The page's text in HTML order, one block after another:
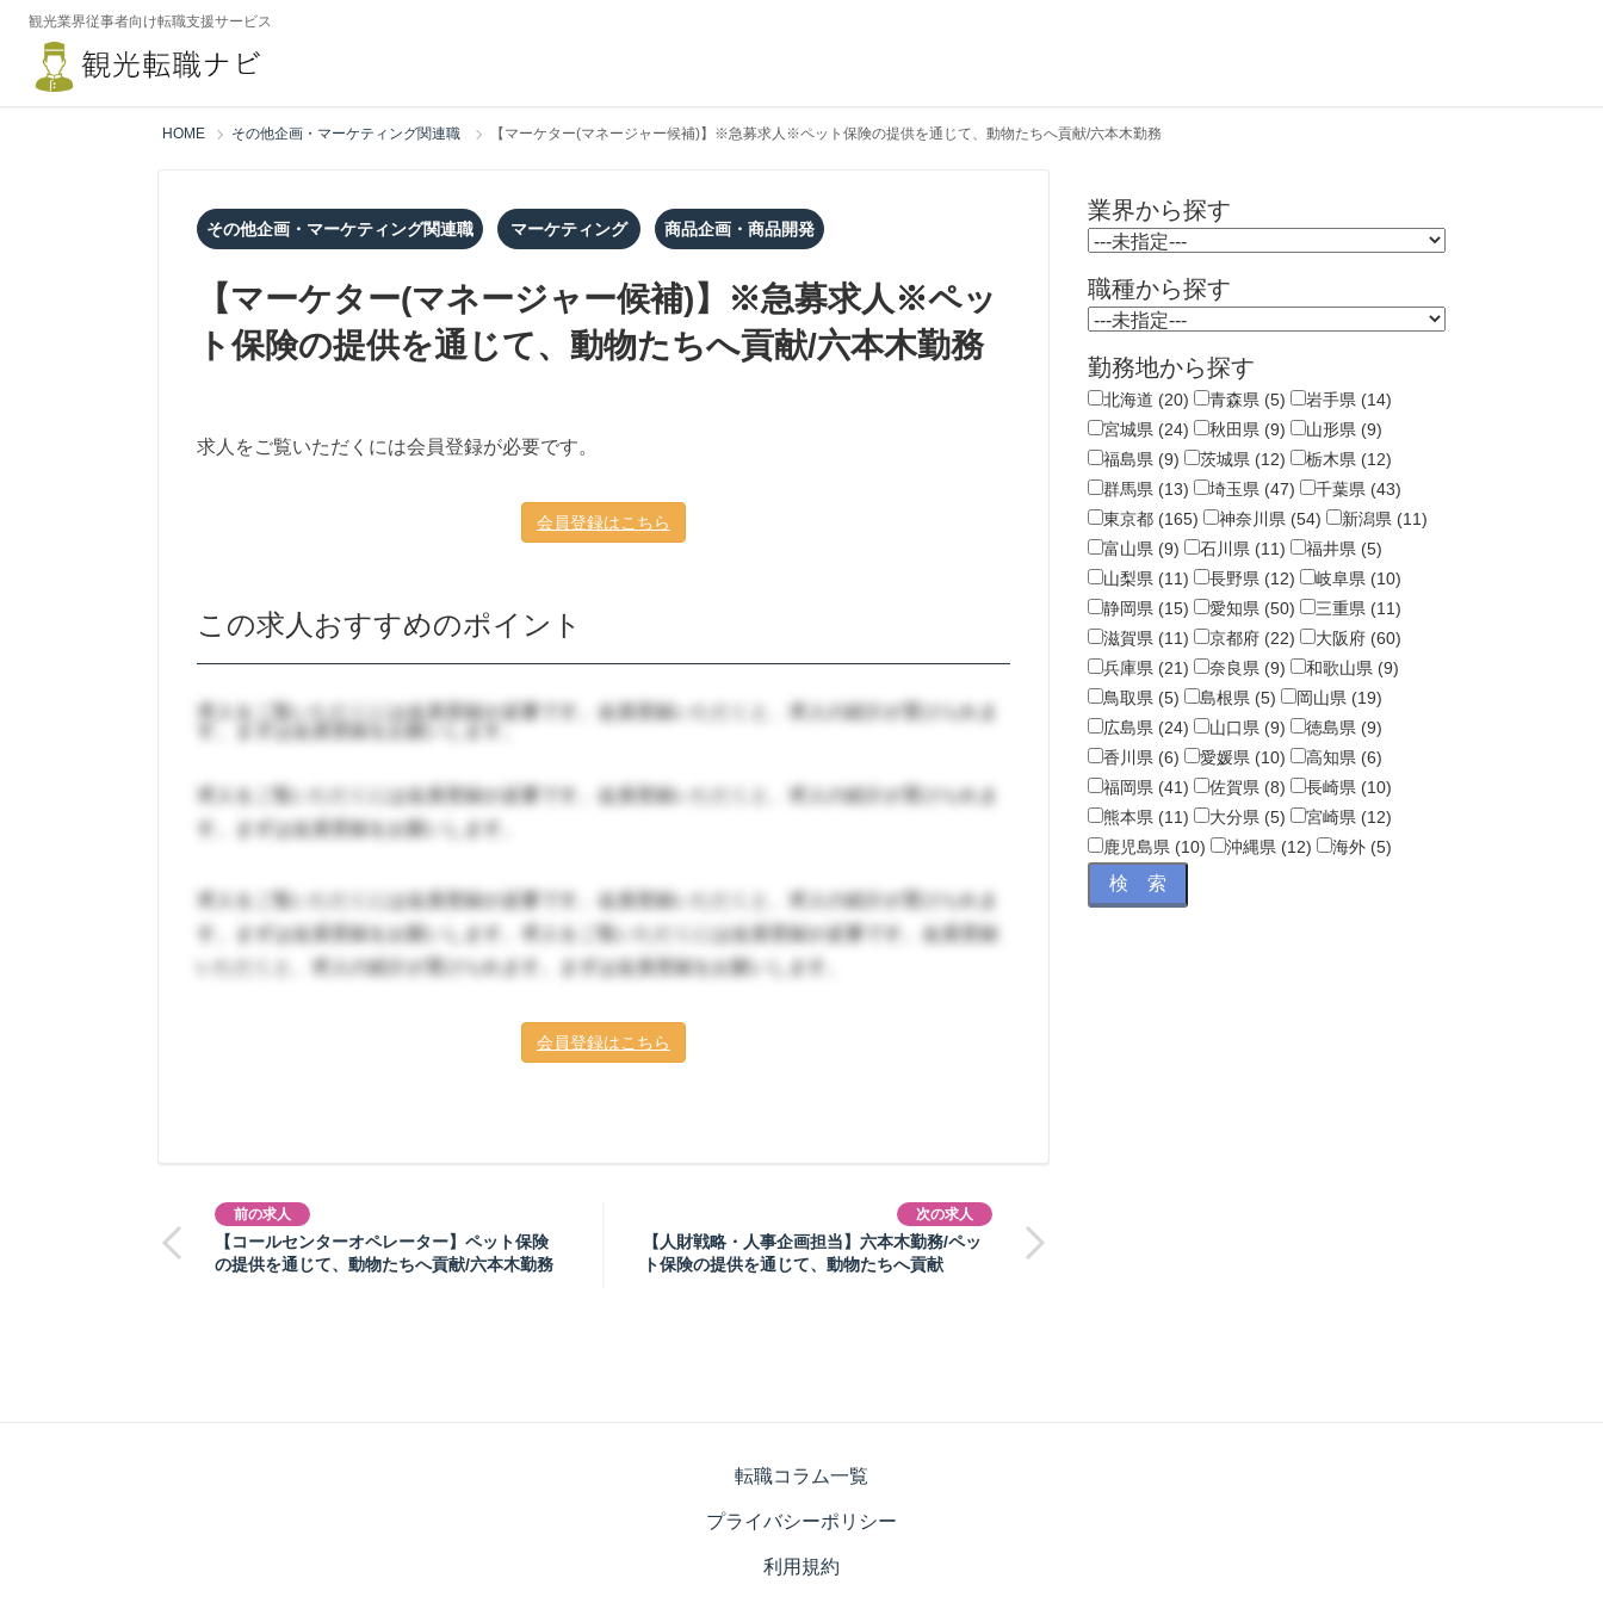
観光業界従事者向け転職支援サービス
HOME その他企画・マーケティング関連職 【マーケター(マネージャー候補)】※急募求人※ペット保険の提供を通じて、動物たちへ貢献/六本木勤務
その他企画・マーケティング関連職 マーケティング 商品企画・商品開発
【マーケター(マネージャー候補)】※急募求人※ペッ
ト保険の提供を通じて、動物たちへ貢献/六本木勤務
求人をご覧いただくには会員登録が必要です。
会員登録はこちら
この求人おすすめのポイント
求人をご覧いただくには会員登録が必要です。会員登録いただくと、求人の紹介が受けられま
す。まずは会員登録をお願いします。
求人をご覧いただくには会員登録が必要です。会員登録いただくと、求人の紹介が受けられま
す。まずは会員登録をお願いします。
求人をご覧いただくには会員登録が必要です。会員登録いただくと、求人の紹介が受けられま
す。まずは会員登録をお願いします。求人をご覧いただくには会員登録が必要です。会員登録
いただくと、求人の紹介が受けられます。まずは会員登録をお願いします。
会員登録はこちら
前の求人
【コールセンターオペレーター】ペット保険
の提供を通じて、動物たちへ貢献/六本木勤務
次の求人
【人財戦略・人事企画担当】六本木勤務/ペッ
ト保険の提供を通じて、動物たちへ貢献
業界から探す
職種から探す
勤務地から探す
北海道 (20) 青森県 (5)
岩手県 (14)
宮城県 (24)
秋田県 (9)
山形県 (9)
福島県 (9)
茨城県 (12)
栃木県 (12)
群馬県 (13)
埼玉県 (47)
千葉県 (43)
東京都 (165)
神奈川県 (54)
新潟県 (11)
富山県 (9)
石川県 (11)
福井県 (5)
山梨県 (11)
長野県 (12)
岐阜県 (10)
静岡県 (15)
愛知県 (50)
三重県 (11)
滋賀県 (11)
京都府 (22)
大阪府 (60)
兵庫県 (21)
奈良県 (9)
和歌山県 (9)
鳥取県 (5)
島根県 (5)
岡山県 (19)
広島県 (24)
山口県 (9)
徳島県 (9)
香川県 (6)
愛媛県 (10)
高知県 (6)
福岡県 (41)
佐賀県 (8)
長崎県 (10)
熊本県 (11)
大分県 (5)
宮崎県 (12)
鹿児島県 (10)
沖縄県 (12) 海外 (5)
転職コラム一覧
プライバシーポリシー
利用規約